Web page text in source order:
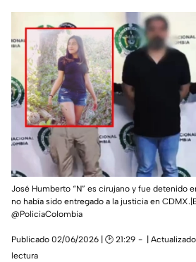
José Humberto “N” es cirujano y fue detenido
no había sido entregado a la justicia en
@PoliciaColombia
Publicado 02/06/2026 | 🕑 21:29 |
lectura